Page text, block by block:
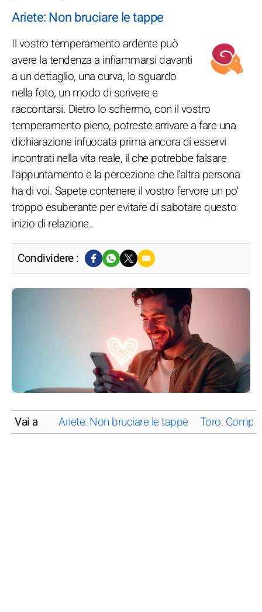
Ariete: Non bruciare le tappe
Il vostro temperamento ardente può
avere la tendenza a infiammarsi davanti
a un dettaglio, una curva, lo sguardo
nella foto, un modo di scrivere e
raccontarsi. Dietro lo schermo, con il vostro
temperamento pieno, potreste arrivare a fare una
dichiarazione infuocata prima ancora di esservi
incontrati nella vita reale, il che potrebbe falsare
l'appuntamento e la percezione che l'altra persona
ha di voi. Sapete contenere il vostro fervore un po'
troppo esuberante per evitare di sabotare questo
inizio di relazione.
Condividere :
Vai a Ariete: Non bruciare le tappe Toro: